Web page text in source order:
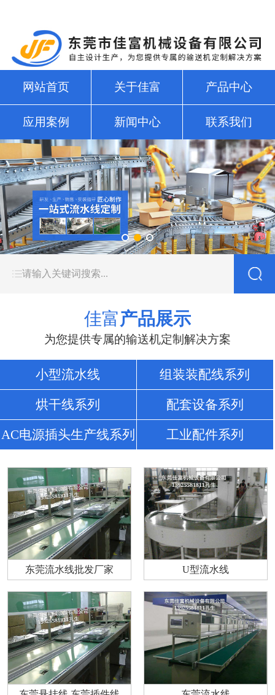
网站首页 关于佳富 产品中心
应用案例 新闻中心 联系我们
佳富产品展示
为您提供专属的输送机定制解决方案
小型流水线 组装装配线系列
烘干线系列 配套设备系列
AC电源插头生产线系列 工业配件系列
东莞流水线批发厂家 U型流水线